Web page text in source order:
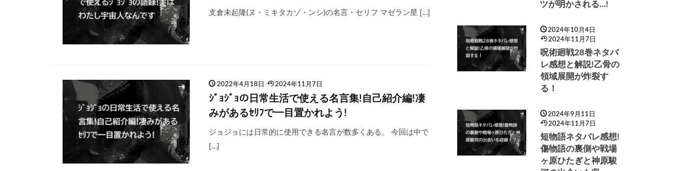
支倉未起隆(ヌ・ミキタカゾ・ンシ)の名言・セリフ マゼラン星 […]
2022年4月18日 2024年11月7日
ｼﾞｮｼﾞｮの日常生活で使える名言集!自己紹介編!凄
みがあるｾﾘﾌで一目置かれよう!
ジョジョには日常的に使用できる名言が数多くある。 今回は中で
[…]
ツが明かされる…!
2024年10月4日
2024年11月7日
呪術廻戦28巻ネタバ
レ感想と解説!乙骨の
領域展開が炸裂す
る！
2024年9月11日
2024年11月7日
短物語ネタバレ感想!
傷物語の裏側や戦場
ヶ原ひたぎと神原駿